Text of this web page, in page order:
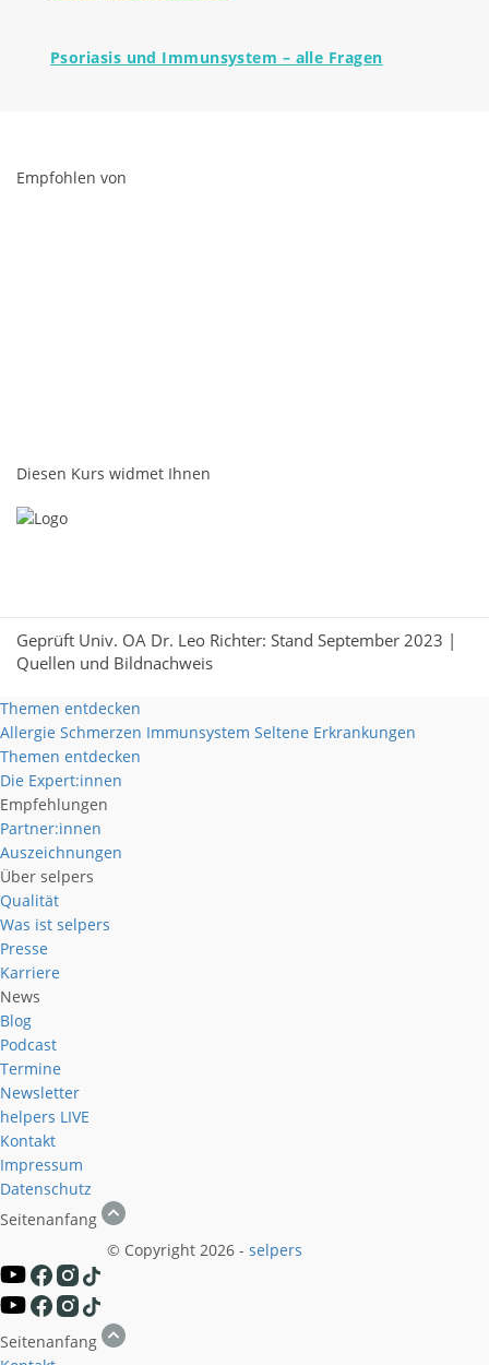
Psoriasis und Immunsystem – alle Fragen
Empfohlen von
Diesen Kurs widmet Ihnen
Geprüft Univ. OA Dr. Leo Richter: Stand September 2023 |
Quellen und Bildnachweis
Themen entdecken
Allergie Schmerzen Immunsystem Seltene Erkrankungen
Themen entdecken
Die Expert:innen
Empfehlungen
Partner:innen
Auszeichnungen
Über selpers
Qualität
Was ist selpers
Presse
Karriere
News
Blog
Podcast
Termine
Newsletter
helpers LIVE
Kontakt
Impressum
Datenschutz
Seitenanfang
© Copyright 2026 - selpers
Seitenanfang